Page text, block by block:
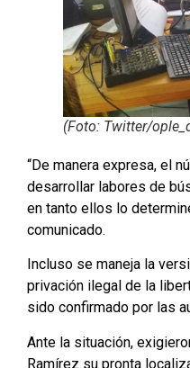
(Foto: Twitter/
“De manera expresa, el
desarrollar labores de
en tanto ellos lo
comunicado.
Incluso se maneja la
privación ilegal de la
sido confirmado por las
Ante la situación,
Ramírez su pronta